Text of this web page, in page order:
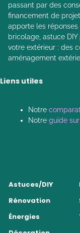
passant par des
financement de
apporte les
bricolage, astuce
votre extérieur : des
aménagement
Liens utiles
Notre
Notre guide
Astuces/DIY
Rénovation
Énergies